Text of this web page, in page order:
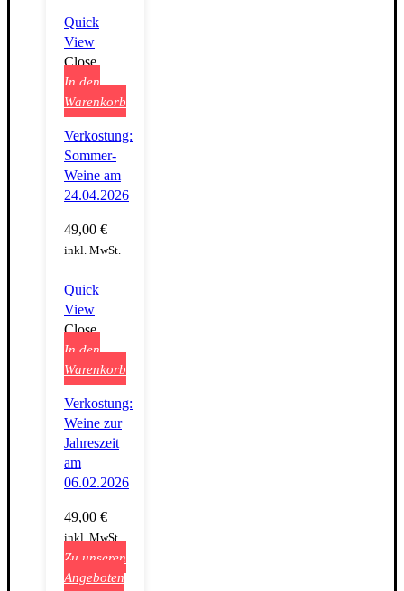
Quick
View
Close
In den
Warenkorb
Verkostung:
Sommer-
Weine am
24.04.2026
49,00 €
inkl. MwSt.
Quick
View
Close
In den
Warenkorb
Verkostung:
Weine zur
Jahreszeit
am
06.02.2026
49,00 €
inkl. MwSt.
Zu unseren
Angeboten